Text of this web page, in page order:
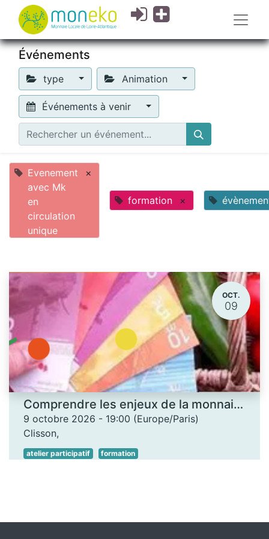
Événements
type Animation
Événements à venir
Evenement
avec Mk
en
circulation
unique
×
formation ×
OCT.
09
Comprendre les enjeux de la monnaie locale - Les Ateliers des savoirs
9 octobre 2026 - 19:00 (Europe/Paris)
Clisson,
atelier participatif formation